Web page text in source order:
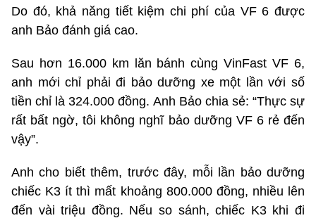
Do đó, khả năng tiết kiệm chi phí của VF 6 được
anh Bảo đánh giá cao.
Sau hơn 16.000 km lăn bánh cùng VinFast VF 6,
anh mới chỉ phải đi bảo dưỡng xe một lần với số
tiền chỉ là 324.000 đồng. Anh Bảo chia sẻ: “Thực sự
rất bất ngờ, tôi không nghĩ bảo dưỡng VF 6 rẻ đến
vậy”.
Anh cho biết thêm, trước đây, mỗi lần bảo dưỡng
chiếc K3 ít thì mất khoảng 800.000 đồng, nhiều lên
đến vài triệu đồng. Nếu so sánh, chiếc K3 khi đi